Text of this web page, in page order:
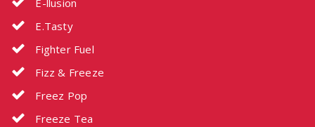
E-llusion
E.Tasty
Fighter Fuel
Fizz & Freeze
Freez Pop
Freeze Tea